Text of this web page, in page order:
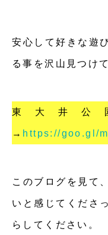
安心して好きな遊
る事を沢山見つけ
東大井公
→ https://goo.gl/
このブログを見て
いと感じてくださ
らしてください。